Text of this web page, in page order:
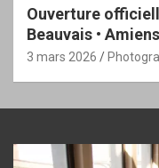
Ouverture
Beauvais •
3 mars 2026